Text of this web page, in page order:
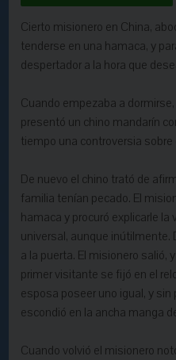
Cierto misionero en China,
tenderse en una hamaca, y
despertador a la hora que
Cuando empezaba a
presentó un chino mandarín
tiempo una controversia sobre
De nuevo el chino trató de
familia tenían pecado. El
hamaca y procuró explicarle la
universal, aunque
a la puerta. El misionero salió,
primer visitante se fijó en el
esposa poseer uno igual, y
escondió en la ancha manga
Cuando volvió el misionero